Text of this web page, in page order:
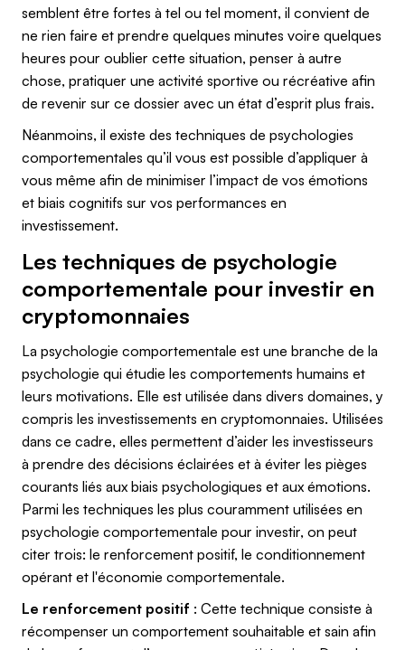
semblent être fortes à tel ou tel moment, il convient de
ne rien faire et prendre quelques minutes voire quelques
heures pour oublier cette situation, penser à autre
chose, pratiquer une activité sportive ou récréative afin
de revenir sur ce dossier avec un état d’esprit plus frais.
Néanmoins, il existe des techniques de psychologies
comportementales qu’il vous est possible d’appliquer à
vous même afin de minimiser l’impact de vos émotions
et biais cognitifs sur vos performances en
investissement.
Les techniques de psychologie
comportementale pour investir en
cryptomonnaies
La psychologie comportementale est une branche de la
psychologie qui étudie les comportements humains et
leurs motivations. Elle est utilisée dans divers domaines, y
compris les investissements en cryptomonnaies. Utilisées
dans ce cadre, elles permettent d’aider les investisseurs
à prendre des décisions éclairées et à éviter les pièges
courants liés aux biais psychologiques et aux émotions.
Parmi les techniques les plus couramment utilisées en
psychologie comportementale pour investir, on peut
citer trois: le renforcement positif, le conditionnement
opérant et l'économie comportementale.
Le renforcement positif : Cette technique consiste à
récompenser un comportement souhaitable et sain afin